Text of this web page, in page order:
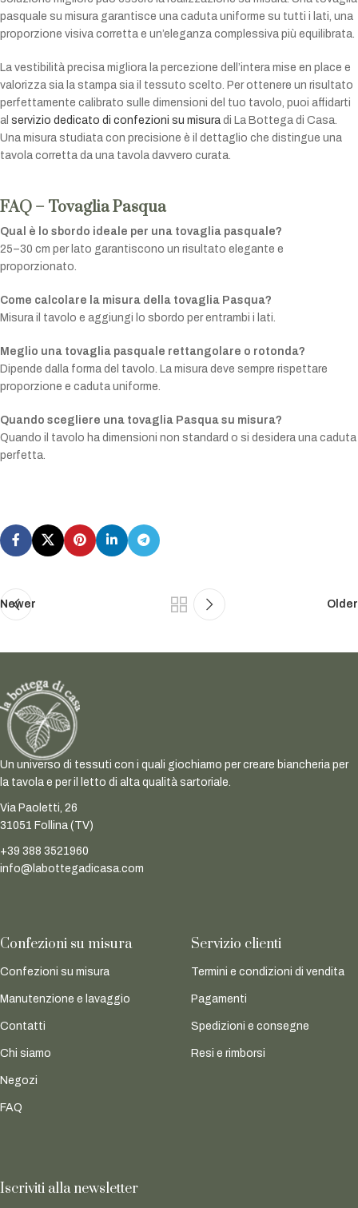
pasquale su misura garantisce una caduta uniforme su tutti i lati, una
proporzione visiva corretta e un’eleganza complessiva più equilibrata.
La vestibilità precisa migliora la percezione dell’intera mise en place e
valorizza sia la stampa sia il tessuto scelto. Per ottenere un risultato
perfettamente calibrato sulle dimensioni del tuo tavolo, puoi affidarti
al servizio dedicato di confezioni su misura di La Bottega di Casa.
Una misura studiata con precisione è il dettaglio che distingue una
tavola corretta da una tavola davvero curata.
FAQ – Tovaglia Pasqua
Qual è lo sbordo ideale per una tovaglia pasquale?
25–30 cm per lato garantiscono un risultato elegante e
proporzionato.
Come calcolare la misura della tovaglia Pasqua?
Misura il tavolo e aggiungi lo sbordo per entrambi i lati.
Meglio una tovaglia pasquale rettangolare o rotonda?
Dipende dalla forma del tavolo. La misura deve sempre rispettare
proporzione e caduta uniforme.
Quando scegliere una tovaglia Pasqua su misura?
Quando il tavolo ha dimensioni non standard o si desidera una caduta
perfetta.
Newer Older
Un universo di tessuti con i quali giochiamo per creare biancheria per
la tavola e per il letto di alta qualità sartoriale.
Via Paoletti, 26
31051 Follina (TV)
+39 388 3521960
info@labottegadicasa.com
Confezioni su misura
Confezioni su misura
Manutenzione e lavaggio
Contatti
Chi siamo
Negozi
FAQ
Servizio clienti
Termini e condizioni di vendita
Pagamenti
Spedizioni e consegne
Resi e rimborsi
Iscriviti alla newsletter